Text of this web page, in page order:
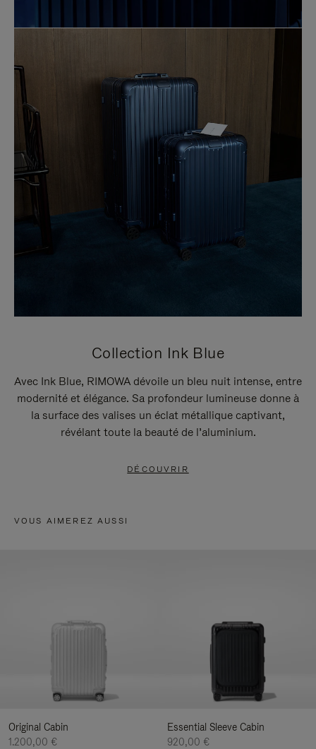
Collection Ink Blue
Avec Ink Blue, RIMOWA dévoile un bleu nuit intense, entre
modernité et élégance. Sa profondeur lumineuse donne à
la surface des valises un éclat métallique captivant,
révélant toute la beauté de l’aluminium.
DÉCOUVRIR
VOUS AIMEREZ AUSSI
Original Cabin
1.200,00 €
Essential Sleeve Cabin
920,00 €